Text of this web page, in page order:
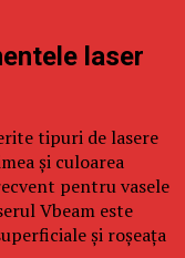
laser
tipuri de lasere
și culoarea
pentru vasele
Vbeam este
și roșeața